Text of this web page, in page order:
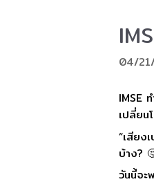
04/
IMSE
เปลี่ยน
“เสียง
บ้าง?
วันนี้จะ